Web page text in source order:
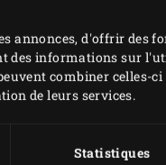
annonces, d'offrir des
des informations sur
combiner celles-
de leurs services.
Statistiques